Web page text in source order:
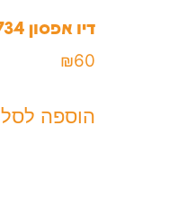
דיו אפסון T6734 תואם צהוב
₪60
הוספה לסל